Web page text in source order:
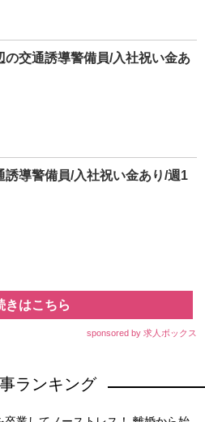
の交通誘導警備員/入社祝い金あ
誘導警備員/入社祝い金あり/週1
きはこちら
sponsored by 求人ボックス
ランキング